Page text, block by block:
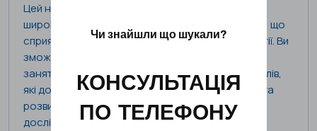
Цей набір дозволяє вчителям та учням вивчати
широкий спектр біологічних об’єктів та процесів, що
сприяє поглибленню знань та розумінню біології. Ви
зможете проводити дослідження та практичні
заняття з великою кількістю навчальних матеріалів,
які допоможуть збільшити інтерес до цієї науки та
розвивати навички мікроскопії та лабораторних
досліджень.
Чи знайшли що шукали?
КОНСУЛЬТАЦІЯ
ПО ТЕЛЕФОНУ